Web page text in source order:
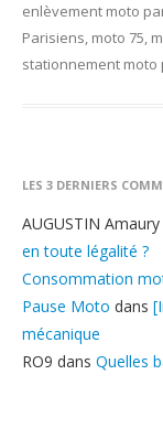
enlèvement moto
Parisiens, moto 75,
stationnement moto
LES 3 DERNIERS
AUGUSTIN Amaury
en toute légalité ?
Consommation
Pause Moto dans
mécanique
RO9 dans Quelles